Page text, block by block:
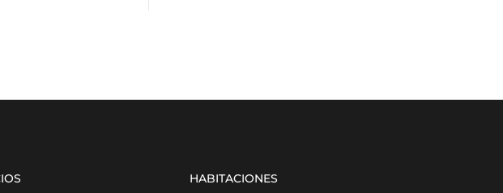
HABITACIONES